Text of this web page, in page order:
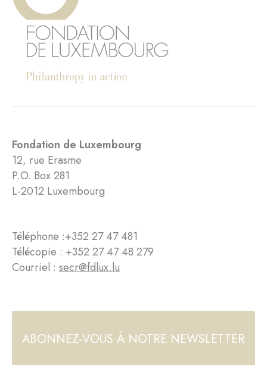
Fondation de Luxembourg
12, rue Erasme
P.O. Box 281
L-2012 Luxembourg
Téléphone :+352 27 47 481
Télécopie : +352 27 47 48 279
Courriel : secr@fdlux.lu
ABONNEZ-VOUS À NOTRE NEWSLETTER